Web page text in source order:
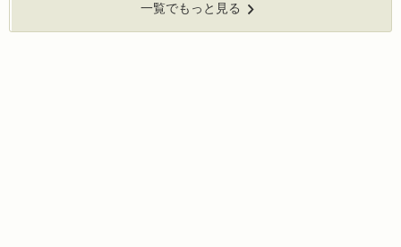
一覧でもっと見る